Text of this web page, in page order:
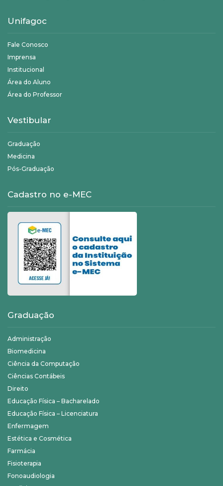
Unifagoc
Fale Conosco
Imprensa
Institucional
Área do Aluno
Área do Professor
Vestibular
Graduação
Medicina
Pós-Graduação
Cadastro no e-MEC
Graduação
Administração
Biomedicina
Ciência da Computação
Ciências Contábeis
Direito
Educação Física – Bacharelado
Educação Física – Licenciatura
Enfermagem
Estética e Cosmética
Farmácia
Fisioterapia
Fonoaudiologia